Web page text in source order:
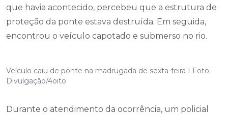
que havia acontecido, percebeu que a estrutura de
proteção da ponte estava destruída. Em seguida,
encontrou o veículo capotado e submerso no rio.
Veículo caiu de ponte na madrugada de sexta-feira I Foto:
Divulgação/4oito
Durante o atendimento da ocorrência, um policial